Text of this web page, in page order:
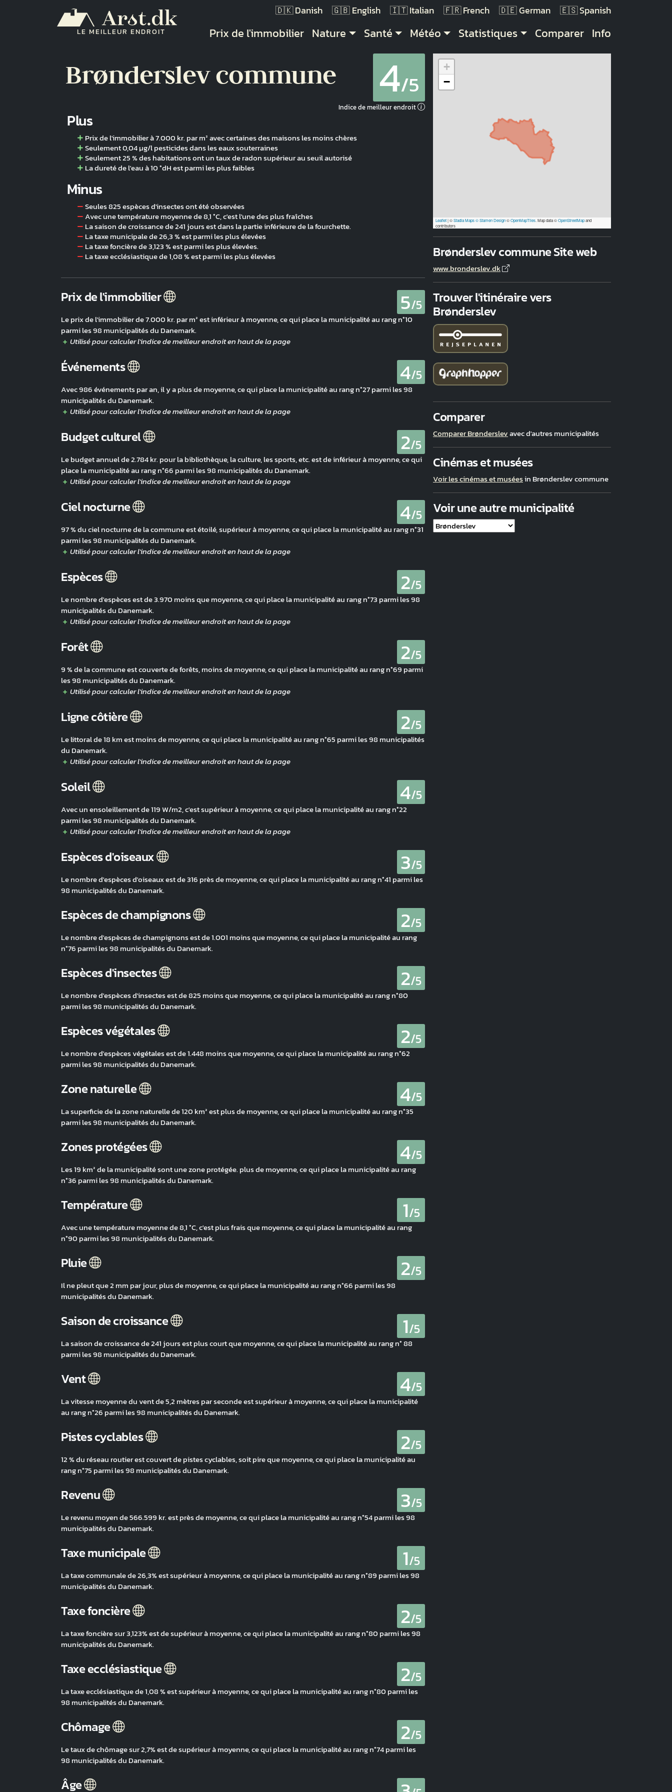
LE MEILLEUR ENDROIT
Danish English Italian French German Spanish
Navigation principale
Prix de l'immobilier Nature Santé Météo Statistiques Comparer Info
Brønderslev commune 4/5
Indice de meilleur endroit
Plus
Prix de l'immobilier à 7.000 kr. par m² avec certaines des maisons les moins chères
Seulement 0,04 µg/l pesticides dans les eaux souterraines
Seulement 25 % des habitations ont un taux de radon supérieur au seuil autorisé
La dureté de l'eau à 10 °dH est parmi les plus faibles
Minus
Seules 825 espèces d'insectes ont été observées
Avec une température moyenne de 8,1 °C, c'est l'une des plus fraîches
La saison de croissance de 241 jours est dans la partie inférieure de la fourchette.
La taxe municipale de 26,3 % est parmi les plus élevées
La taxe foncière de 3,123 % est parmi les plus élevées.
La taxe ecclésiastique de 1,08 % est parmi les plus élevées
Prix de l'immobilier 5/5
Le prix de l'immobilier de 7.000 kr. par m² est inférieur à moyenne, ce qui place la municipalité au rang n°10
parmi les 98 municipalités du Danemark.
Événements 4/5
Avec 986 événements par an, il y a plus de moyenne, ce qui place la municipalité au rang n°27 parmi les 98
municipalités du Danemark.
Budget culturel 2/5
Le budget annuel de 2.784 kr. pour la bibliothèque, la culture, les sports, etc. est de inférieur à moyenne, ce qui
place la municipalité au rang n°66 parmi les 98 municipalités du Danemark.
Ciel nocturne 4/5
97 % du ciel nocturne de la commune est étoilé, supérieur à moyenne, ce qui place la municipalité au rang n°31
parmi les 98 municipalités du Danemark.
Espèces 2/5
Le nombre d'espèces est de 3.970 moins que moyenne, ce qui place la municipalité au rang n°73 parmi les 98
municipalités du Danemark.
Forêt 2/5
9 % de la commune est couverte de forêts, moins de moyenne, ce qui place la municipalité au rang n°69 parmi
les 98 municipalités du Danemark.
Ligne côtière 2/5
Le littoral de 18 km est moins de moyenne, ce qui place la municipalité au rang n°65 parmi les 98 municipalités
du Danemark.
Soleil 4/5
Avec un ensoleillement de 119 W/m2, c'est supérieur à moyenne, ce qui place la municipalité au rang n°22
parmi les 98 municipalités du Danemark.
Espèces d'oiseaux 3/5
Le nombre d'espèces d'oiseaux est de 316 près de moyenne, ce qui place la municipalité au rang n°41 parmi les
98 municipalités du Danemark.
Espèces de champignons 2/5
Le nombre d'espèces de champignons est de 1.001 moins que moyenne, ce qui place la municipalité au rang
n°76 parmi les 98 municipalités du Danemark.
Espèces d'insectes 2/5
Le nombre d'espèces d'insectes est de 825 moins que moyenne, ce qui place la municipalité au rang n°80
parmi les 98 municipalités du Danemark.
Espèces végétales 2/5
Le nombre d'espèces végétales est de 1.448 moins que moyenne, ce qui place la municipalité au rang n°62
parmi les 98 municipalités du Danemark.
Zone naturelle 4/5
La superficie de la zone naturelle de 120 km² est plus de moyenne, ce qui place la municipalité au rang n°35
parmi les 98 municipalités du Danemark.
Zones protégées 4/5
Les 19 km² de la municipalité sont une zone protégée. plus de moyenne, ce qui place la municipalité au rang
n°36 parmi les 98 municipalités du Danemark.
Température 1/5
Avec une température moyenne de 8,1 °C, c'est plus frais que moyenne, ce qui place la municipalité au rang
n°90 parmi les 98 municipalités du Danemark.
Pluie 2/5
Il ne pleut que 2 mm par jour, plus de moyenne, ce qui place la municipalité au rang n°66 parmi les 98
municipalités du Danemark.
Saison de croissance 1/5
La saison de croissance de 241 jours est plus court que moyenne, ce qui place la municipalité au rang n° 88
parmi les 98 municipalités du Danemark.
Vent 4/5
La vitesse moyenne du vent de 5,2 mètres par seconde est supérieur à moyenne, ce qui place la municipalité
au rang n°26 parmi les 98 municipalités du Danemark.
Pistes cyclables 2/5
12 % du réseau routier est couvert de pistes cyclables, soit pire que moyenne, ce qui place la municipalité au
rang n°75 parmi les 98 municipalités du Danemark.
Revenu 3/5
Le revenu moyen de 566.599 kr. est près de moyenne, ce qui place la municipalité au rang n°54 parmi les 98
municipalités du Danemark.
Taxe municipale 1/5
La taxe communale de 26,3% est supérieur à moyenne, ce qui place la municipalité au rang n°89 parmi les 98
municipalités du Danemark.
Taxe foncière 2/5
La taxe foncière sur 3,123% est de supérieur à moyenne, ce qui place la municipalité au rang n°80 parmi les 98
municipalités du Danemark.
Taxe ecclésiastique 2/5
La taxe ecclésiastique de 1,08 % est supérieur à moyenne, ce qui place la municipalité au rang n°80 parmi les
98 municipalités du Danemark.
Chômage 2/5
Le taux de chômage sur 2,7% est de supérieur à moyenne, ce qui place la municipalité au rang n°74 parmi les
98 municipalités du Danemark.
Âge
+
−
Leaflet|©Stadia Maps© Stamen Design©OpenMapTiles . Map data ©OpenStreetMapand
contributors
Brønderslev commune Site web
www.bronderslev.dk
Trouver l'itinéraire vers
Brønderslev
Comparer
Comparer Brønderslevavec d'autres municipalités
Cinémas et musées
Voir les cinémas et muséesin Brønderslev commune
Voir une autre municipalité